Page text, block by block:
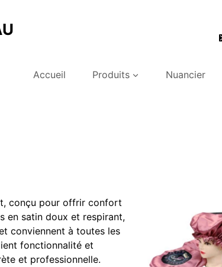
Accueil Produits Nuancier
conçu pour offrir confort
en satin doux et respirant,
conviennent à toutes les
fonctionnalité et
et professionnelle.